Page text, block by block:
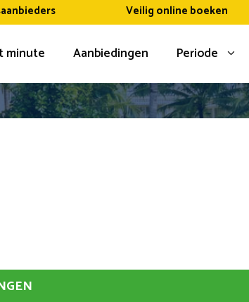
Veilig online boeken
minute Aanbiedingen Periode